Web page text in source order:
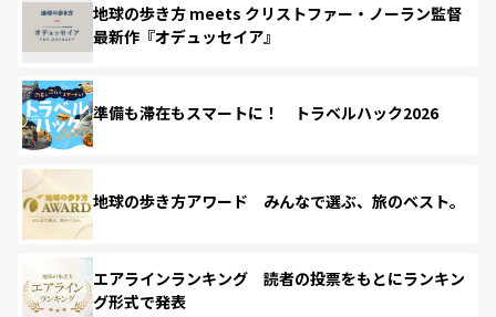
地球の歩き方 meets クリストファー・ノーラン監督
最新作『オデュッセイア』
準備も滞在もスマートに！ トラベルハック2026
地球の歩き方アワード みんなで選ぶ、旅のベスト。
エアラインランキング 読者の投票をもとにランキン
グ形式で発表